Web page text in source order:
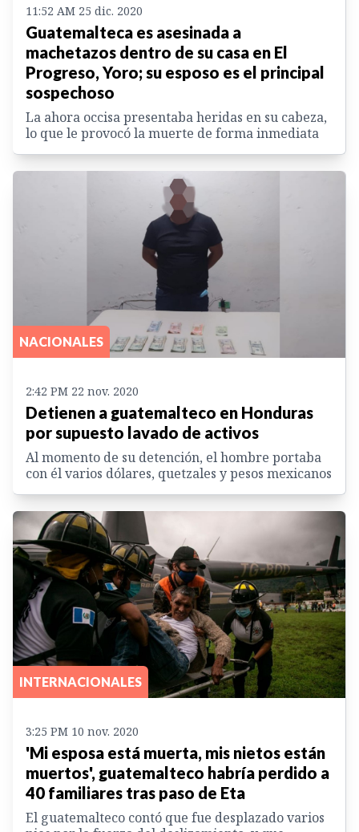
11:52 AM 25 dic. 2020
Guatemalteca es asesinada a
machetazos dentro de su casa en El
Progreso, Yoro; su esposo es el principal
sospechoso
La ahora occisa presentaba heridas en su cabeza,
lo que le provocó la muerte de forma inmediata
NACIONALES
2:42 PM 22 nov. 2020
Detienen a guatemalteco en Honduras
por supuesto lavado de activos
Al momento de su detención, el hombre portaba
con él varios dólares, quetzales y pesos mexicanos
INTERNACIONALES
3:25 PM 10 nov. 2020
'Mi esposa está muerta, mis nietos están
muertos', guatemalteco habría perdido a
40 familiares tras paso de Eta
El guatemalteco contó que fue desplazado varios